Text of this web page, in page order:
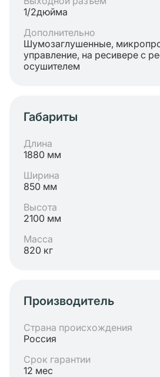
1/2дюйма
Дополнительно
Шумозаглушенные,
управление, на ресивере с
осушителем
Габариты
Длина
1880 мм
Ширина
850 мм
Высота
2100 мм
Масса
820 кг
Производитель
Страна происхождения
Россия
Срок гарантии
12 мес